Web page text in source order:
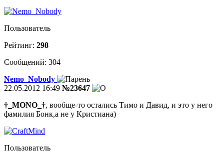
Пользователь
Рейтинг: 298
Сообщений: 304
Nemo_Nobody
22.05.2012 16:49 №23647
†_MONO_†, вообще-то остались Тимо и Давид, и это у него
фамилия Бонк,а не у Кристиана)
Пользователь